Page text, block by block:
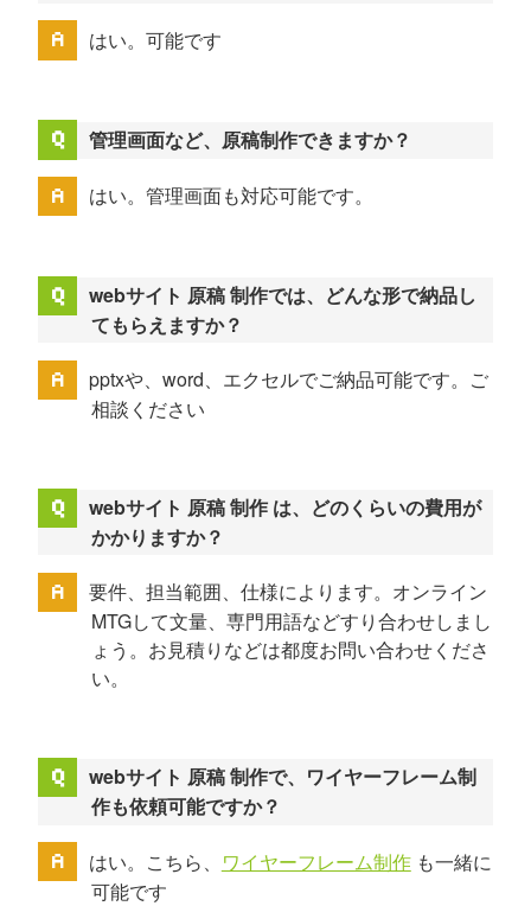
はい。可能です
管理画面など、原稿制作できますか？
はい。管理画面も対応可能です。
webサイト 原稿 制作では、どんな形で納品し
てもらえますか？
pptxや、word、エクセルでご納品可能です。ご
相談ください
webサイト 原稿 制作 は、どのくらいの費用が
かかりますか？
要件、担当範囲、仕様によります。オンライン
MTGして文量、専門用語などすり合わせしまし
ょう。お見積りなどは都度お問い合わせくださ
い。
webサイト 原稿 制作で、ワイヤーフレーム制
作も依頼可能ですか？
はい。こちら、 ワイヤーフレーム制作も一緒に
可能です